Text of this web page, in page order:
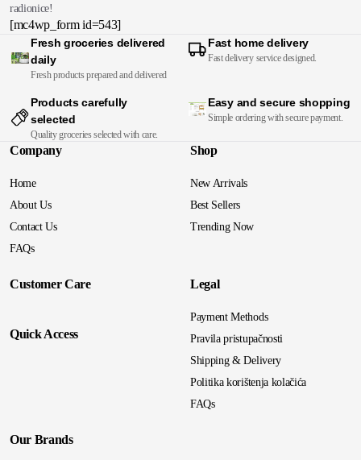
radionice!
[mc4wp_form id=543]
Fresh groceries delivered
daily
Fresh products prepared and delivered
Fast home delivery
Fast delivery service designed.
Products carefully
selected
Quality groceries selected with care.
Easy and secure shopping
Simple ordering with secure payment.
Company
Home
About Us
Contact Us
FAQs
Shop
New Arrivals
Best Sellers
Trending Now
Customer Care
Quick Access
Legal
Payment Methods
Pravila pristupačnosti
Shipping & Delivery
Politika korištenja kolačića
FAQs
Our Brands